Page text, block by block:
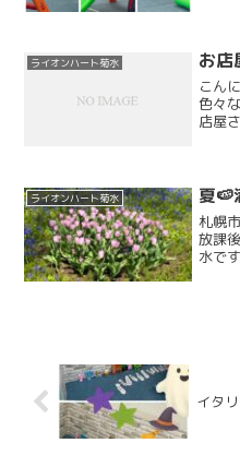
ケン
を
「12
ライオンハート菊水 お店
こん
色々
店屋
願い
た！
なが
ライオンハート菊水 夏
札幌
放課
水で
感
オン
イタ